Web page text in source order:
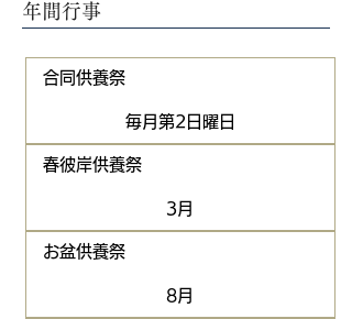
年間行事
合同供養祭
毎月第2日曜日
春彼岸供養祭
3月
お盆供養祭
8月